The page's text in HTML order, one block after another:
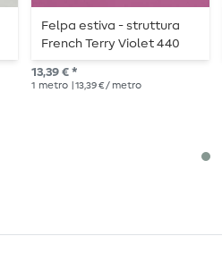
Felpa estiva - struttura
French Terry Violet 440
Loop
13,39 € *
1 metro | 13,39 € / metro